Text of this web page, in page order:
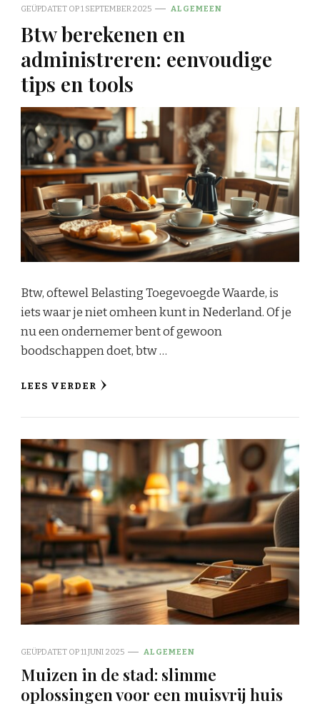
GEÜPDATET OP1 SEPTEMBER 2025 ALGEMEEN
Btw berekenen en
administreren: eenvoudige
tips en tools
Btw, oftewel Belasting Toegevoegde Waarde, is
iets waar je niet omheen kunt in Nederland. Of je
nu een ondernemer bent of gewoon
boodschappen doet, btw …
LEES VERDER
GEÜPDATET OP11 JUNI 2025 ALGEMEEN
Muizen in de stad: slimme
oplossingen voor een muisvrij huis